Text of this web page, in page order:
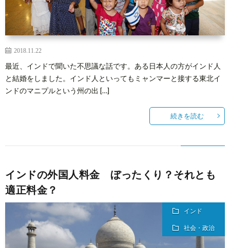
メ
バ
ー
Space
2018.11.22
最近、インドで聞いた不思議な話です。ある日本人の方がインド人
と結婚をしました。インド人といってもミャンマーと接する東北イ
ンドのマニプルという州の出 […]
続きを読む
インドの外国人料金 ぼったくり？それとも
適正料金？
インド
社会・政治